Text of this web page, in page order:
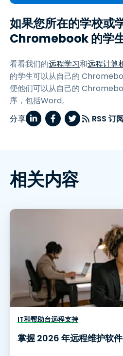
如果您所在的学校或
Chromebook 的学
看看我们的远程学习和远程计算
的学生可以从自己的
便他们可以从自己的
序，包括Word。
分享
RSS 订
相关内容
IT和帮助台远程支持
掌握 2026 年远程维护软